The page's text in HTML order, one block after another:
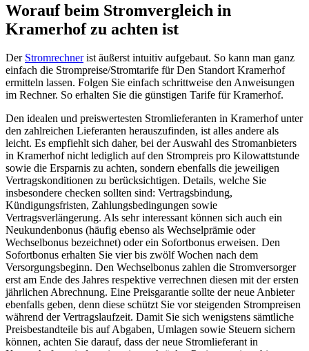
Worauf beim Stromvergleich in
Kramerhof zu achten ist
Der Stromrechnerist äußerst intuitiv aufgebaut. So kann man ganz
einfach die Strompreise/Stromtarife für Den Standort Kramerhof
ermitteln lassen. Folgen Sie einfach schrittweise den Anweisungen
im Rechner. So erhalten Sie die günstigen Tarife für Kramerhof.
Den idealen und preiswertesten Stromlieferanten in Kramerhof unter
den zahlreichen Lieferanten herauszufinden, ist alles andere als
leicht. Es empfiehlt sich daher, bei der Auswahl des Stromanbieters
in Kramerhof nicht lediglich auf den Strompreis pro Kilowattstunde
sowie die Ersparnis zu achten, sondern ebenfalls die jeweiligen
Vertragskonditionen zu berücksichtigen. Details, welche Sie
insbesondere checken sollten sind: Vertragsbindung,
Kündigungsfristen, Zahlungsbedingungen sowie
Vertragsverlängerung. Als sehr interessant können sich auch ein
Neukundenbonus (häufig ebenso als Wechselprämie oder
Wechselbonus bezeichnet) oder ein Sofortbonus erweisen. Den
Sofortbonus erhalten Sie vier bis zwölf Wochen nach dem
Versorgungsbeginn. Den Wechselbonus zahlen die Stromversorger
erst am Ende des Jahres respektive verrechnen diesen mit der ersten
jährlichen Abrechnung. Eine Preisgarantie sollte der neue Anbieter
ebenfalls geben, denn diese schützt Sie vor steigenden Strompreisen
während der Vertragslaufzeit. Damit Sie sich wenigstens sämtliche
Preisbestandteile bis auf Abgaben, Umlagen sowie Steuern sichern
können, achten Sie darauf, dass der neue Stromlieferant in